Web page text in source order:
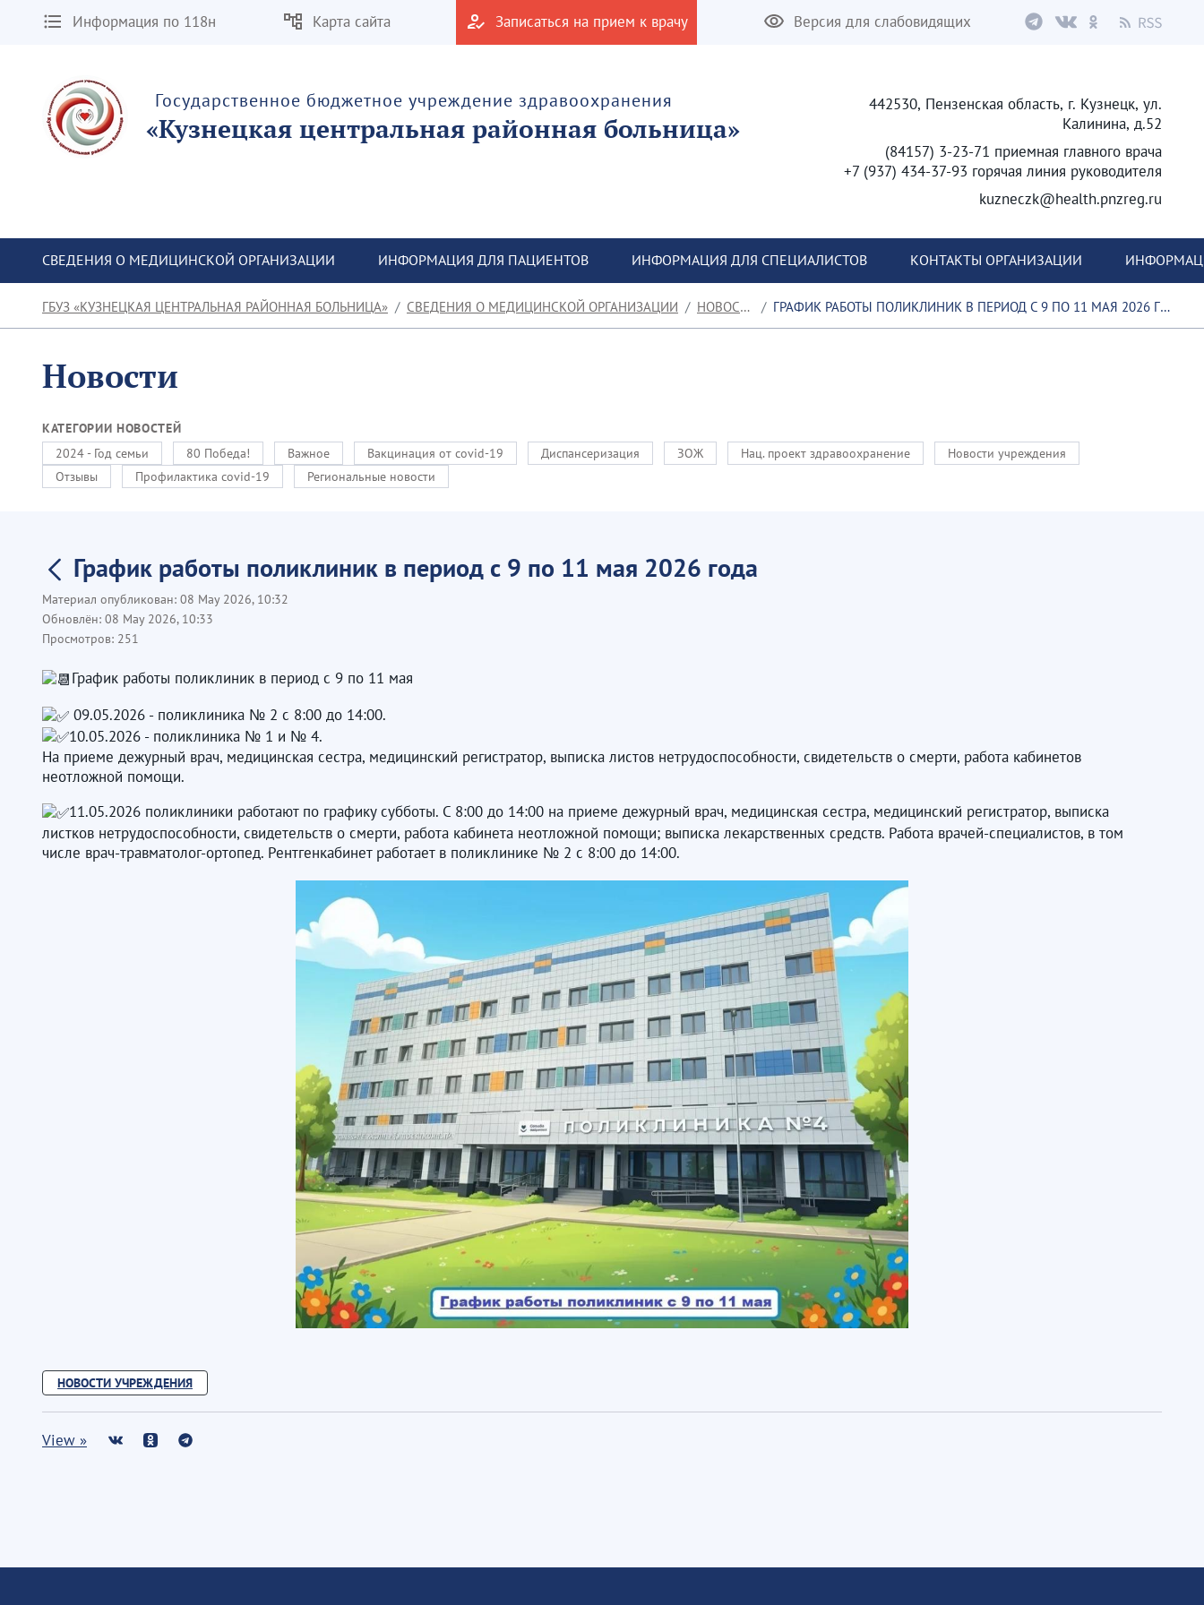
Информация по 118н Карта сайта Записаться на прием к врачу Версия для слабовидящих
Государственное бюджетное учреждение здравоохранения
«Кузнецкая центральная районная больница»
442530, Пензенская область, г. Кузнецк, ул.
Калинина, д.52
(84157) 3-23-71 приемная главного врача
+7 (937) 434-37-93 горячая линия руководителя
kuzneczk@health.pnzreg.ru
СВЕДЕНИЯ О МЕДИЦИНСКОЙ ОРГАНИЗАЦИИ ИНФОРМАЦИЯ ДЛЯ ПАЦИЕНТОВ ИНФОРМАЦИЯ ДЛЯ СПЕЦИАЛИСТОВ КОНТАКТЫ ОРГАНИЗАЦИИ
ГБУЗ «КУЗНЕЦКАЯ ЦЕНТРАЛЬНАЯ РАЙОННАЯ БОЛЬНИЦА» СВЕДЕНИЯ О МЕДИЦИНСКОЙ ОРГАНИЗАЦИИ НОВОСТИ ГРАФИК РАБОТЫ ПОЛИКЛИНИК В ПЕРИОД С 9 ПО 11 МАЯ 2026 ГОДА
Новости
КАТЕГОРИИ НОВОСТЕЙ
2024 - Год семьи
80 Победа! Важное Вакцинация от covid-19 Диспансеризация ЗОЖ Нац. проект здравоохранение
Новости учреждения
Отзывы
Профилактика covid-19 Региональные новости
График работы поликлиник в период с 9 по 11 мая 2026 года
Материал опубликован: 08 May 2026, 10:32
Обновлён: 08 May 2026, 10:33
Просмотров: 251
График работы поликлиник в период с 9 по 11 мая
09.05.2026 - поликлиника № 2 с 8:00 до 14:00.
10.05.2026 - поликлиника № 1 и № 4.
На приеме дежурный врач, медицинская сестра, медицинский регистратор, выписка листов нетрудоспособности, свидетельств о смерти, работа кабинетов
неотложной помощи.
11.05.2026 поликлиники работают по графику субботы. С 8:00 до 14:00 на приеме дежурный врач, медицинская сестра, медицинский регистратор, выписка
листков нетрудоспособности, свидетельств о смерти, работа кабинета неотложной помощи; выписка лекарственных средств. Работа врачей-специалистов, в том
числе врач-травматолог-ортопед. Рентгенкабинет работает в поликлинике № 2 с 8:00 до 14:00.
НОВОСТИ УЧРЕЖДЕНИЯ
View »